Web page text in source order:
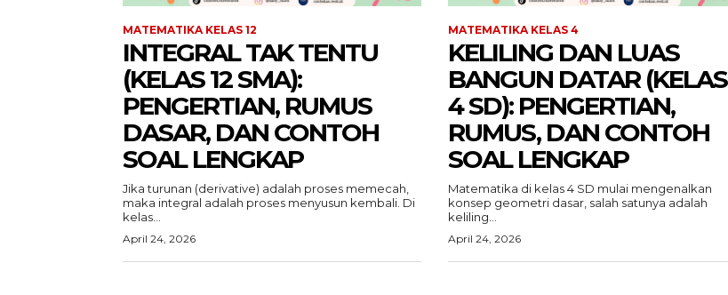
MATEMATIKA KELAS 12
INTEGRAL TAK TENTU
(KELAS 12 SMA):
PENGERTIAN, RUMUS
DASAR, DAN CONTOH
SOAL LENGKAP
Jika turunan (derivative) adalah proses memecah,
maka integral adalah proses menyusun kembali. Di
kelas...
April 24, 2026
MATEMATIKA KELAS 4
KELILING DAN LUAS
BANGUN DATAR (KELAS
4 SD): PENGERTIAN,
RUMUS, DAN CONTOH
SOAL LENGKAP
Matematika di kelas 4 SD mulai mengenalkan
konsep geometri dasar, salah satunya adalah
keliling...
April 24, 2026